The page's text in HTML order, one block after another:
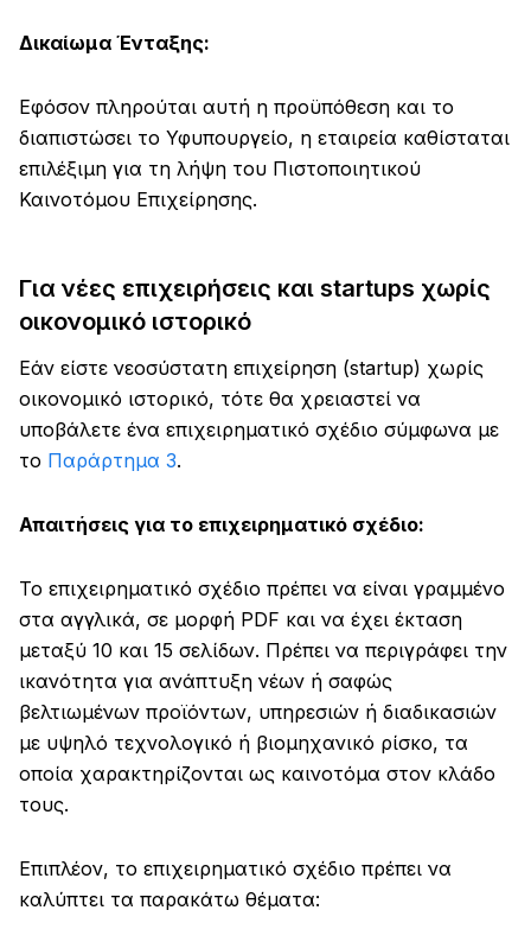
Δικαίωμα Ένταξης:
Εφόσον πληρούται αυτή η προϋπόθεση και το
διαπιστώσει το Υφυπουργείο, η εταιρεία καθίσταται
επιλέξιμη για τη λήψη του Πιστοποιητικού
Καινοτόμου Επιχείρησης.
Για νέες επιχειρήσεις και startups χωρίς
οικονομικό ιστορικό
Εάν είστε νεοσύστατη επιχείρηση (startup) χωρίς
οικονομικό ιστορικό, τότε θα χρειαστεί να
υποβάλετε ένα επιχειρηματικό σχέδιο σύμφωνα με
το Παράρτημα 3.
Απαιτήσεις για το επιχειρηματικό σχέδιο:
Το επιχειρηματικό σχέδιο πρέπει να είναι γραμμένο
στα αγγλικά, σε μορφή PDF και να έχει έκταση
μεταξύ 10 και 15 σελίδων. Πρέπει να περιγράφει την
ικανότητα για ανάπτυξη νέων ή σαφώς
βελτιωμένων προϊόντων, υπηρεσιών ή διαδικασιών
με υψηλό τεχνολογικό ή βιομηχανικό ρίσκο, τα
οποία χαρακτηρίζονται ως καινοτόμα στον κλάδο
τους.
Επιπλέον, το επιχειρηματικό σχέδιο πρέπει να
καλύπτει τα παρακάτω θέματα: